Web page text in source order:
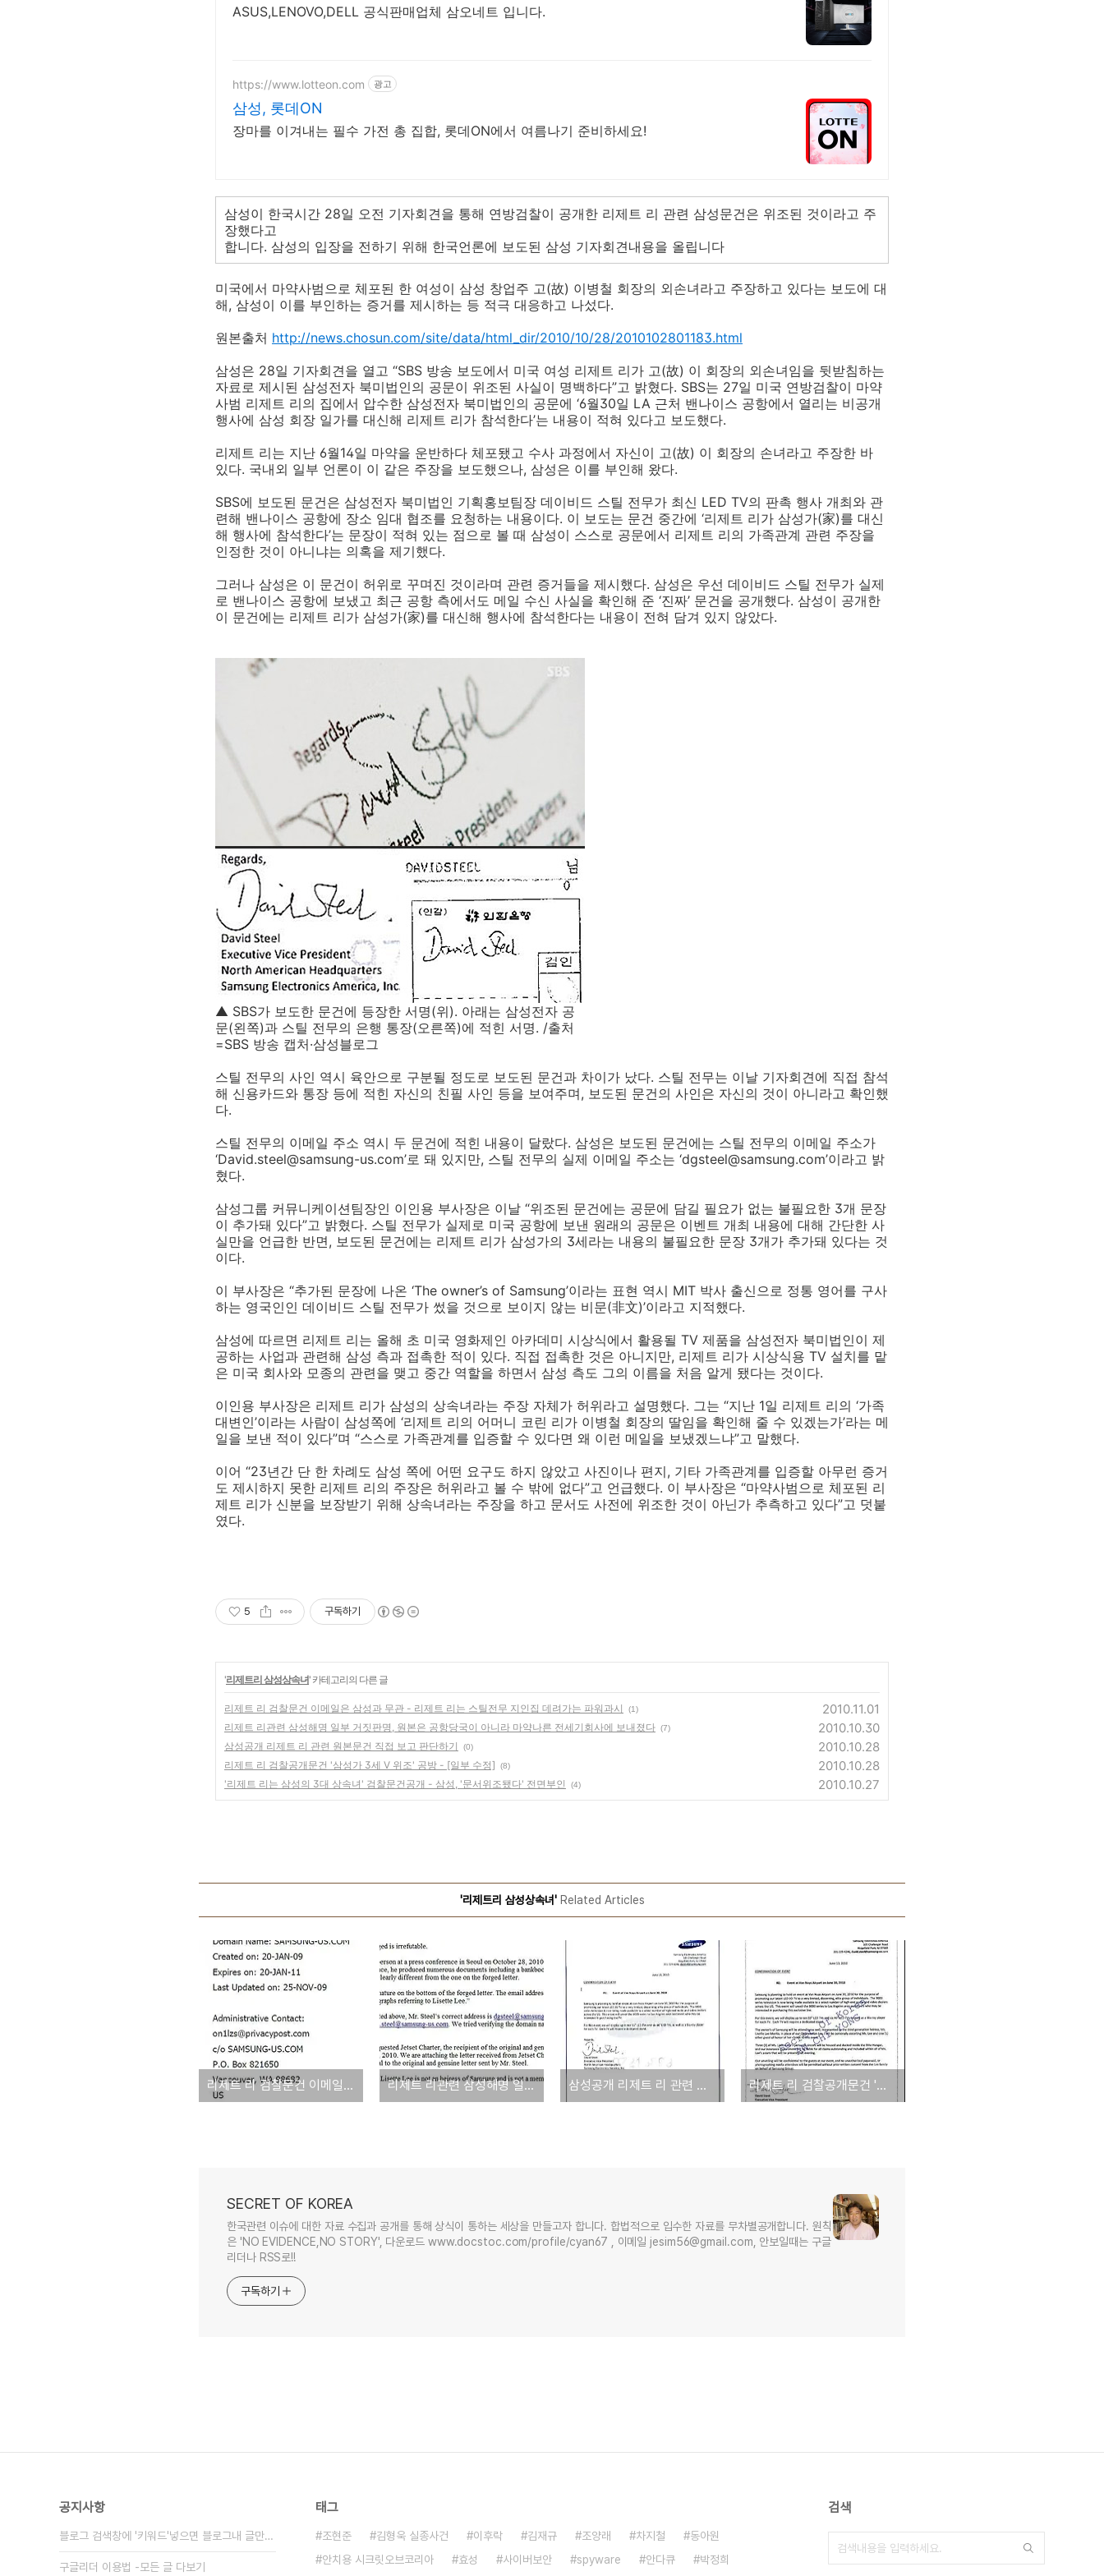
ASUS,LENOVO,DELL 공식판매업체 삼오네트 입니다.
https://www.lotteon.com 광고
삼성, 롯데ON
장마를 이겨내는 필수 가전 총 집합, 롯데ON에서 여름나기 준비하세요!
삼성이 한국시간 28일 오전 기자회견을 통해 연방검찰이 공개한 리제트 리 관련 삼성문건은 위조된 것이라고 주
장했다고
합니다. 삼성의 입장을 전하기 위해 한국언론에 보도된 삼성 기자회견내용을 올립니다
미국에서 마약사범으로 체포된 한 여성이 삼성 창업주 고(故) 이병철 회장의 외손녀라고 주장하고 있다는 보도에 대
해, 삼성이 이를 부인하는 증거를 제시하는 등 적극 대응하고 나섰다.
원본출처 http://news.chosun.com/site/data/html_dir/2010/10/28/2010102801183.html
삼성은 28일 기자회견을 열고 “SBS 방송 보도에서 미국 여성 리제트 리가 고(故) 이 회장의 외손녀임을 뒷받침하는
자료로 제시된 삼성전자 북미법인의 공문이 위조된 사실이 명백하다”고 밝혔다. SBS는 27일 미국 연방검찰이 마약
사범 리제트 리의 집에서 압수한 삼성전자 북미법인의 공문에 ‘6월30일 LA 근처 밴나이스 공항에서 열리는 비공개
행사에 삼성 회장 일가를 대신해 리제트 리가 참석한다’는 내용이 적혀 있다고 보도했다.
리제트 리는 지난 6월14일 마약을 운반하다 체포됐고 수사 과정에서 자신이 고(故) 이 회장의 손녀라고 주장한 바
있다. 국내외 일부 언론이 이 같은 주장을 보도했으나, 삼성은 이를 부인해 왔다.
SBS에 보도된 문건은 삼성전자 북미법인 기획홍보팀장 데이비드 스틸 전무가 최신 LED TV의 판촉 행사 개최와 관
련해 밴나이스 공항에 장소 임대 협조를 요청하는 내용이다. 이 보도는 문건 중간에 ‘리제트 리가 삼성가(家)를 대신
해 행사에 참석한다’는 문장이 적혀 있는 점으로 볼 때 삼성이 스스로 공문에서 리제트 리의 가족관계 관련 주장을
인정한 것이 아니냐는 의혹을 제기했다.
그러나 삼성은 이 문건이 허위로 꾸며진 것이라며 관련 증거들을 제시했다. 삼성은 우선 데이비드 스틸 전무가 실제
로 밴나이스 공항에 보냈고 최근 공항 측에서도 메일 수신 사실을 확인해 준 ‘진짜’ 문건을 공개했다. 삼성이 공개한
이 문건에는 리제트 리가 삼성가(家)를 대신해 행사에 참석한다는 내용이 전혀 담겨 있지 않았다.
▲ SBS가 보도한 문건에 등장한 서명(위). 아래는 삼성전자 공
문(왼쪽)과 스틸 전무의 은행 통장(오른쪽)에 적힌 서명. /출처
=SBS 방송 캡처·삼성블로그
스틸 전무의 사인 역시 육안으로 구분될 정도로 보도된 문건과 차이가 났다. 스틸 전무는 이날 기자회견에 직접 참석
해 신용카드와 통장 등에 적힌 자신의 친필 사인 등을 보여주며, 보도된 문건의 사인은 자신의 것이 아니라고 확인했
다.
스틸 전무의 이메일 주소 역시 두 문건에 적힌 내용이 달랐다. 삼성은 보도된 문건에는 스틸 전무의 이메일 주소가
‘David.steel@samsung-us.com’로 돼 있지만, 스틸 전무의 실제 이메일 주소는 ‘dgsteel@samsung.com’이라고 밝
혔다.
삼성그룹 커뮤니케이션팀장인 이인용 부사장은 이날 “위조된 문건에는 공문에 담길 필요가 없는 불필요한 3개 문장
이 추가돼 있다”고 밝혔다. 스틸 전무가 실제로 미국 공항에 보낸 원래의 공문은 이벤트 개최 내용에 대해 간단한 사
실만을 언급한 반면, 보도된 문건에는 리제트 리가 삼성가의 3세라는 내용의 불필요한 문장 3개가 추가돼 있다는 것
이다.
이 부사장은 “추가된 문장에 나온 ‘The owner’s of Samsung’이라는 표현 역시 MIT 박사 출신으로 정통 영어를 구사
하는 영국인인 데이비드 스틸 전무가 썼을 것으로 보이지 않는 비문(非文)’이라고 지적했다.
삼성에 따르면 리제트 리는 올해 초 미국 영화제인 아카데미 시상식에서 활용될 TV 제품을 삼성전자 북미법인이 제
공하는 사업과 관련해 삼성 측과 접촉한 적이 있다. 직접 접촉한 것은 아니지만, 리제트 리가 시상식용 TV 설치를 맡
은 미국 회사와 모종의 관련을 맺고 중간 역할을 하면서 삼성 측도 그의 이름을 처음 알게 됐다는 것이다.
이인용 부사장은 리제트 리가 삼성의 상속녀라는 주장 자체가 허위라고 설명했다. 그는 “지난 1일 리제트 리의 ‘가족
대변인’이라는 사람이 삼성쪽에 ‘리제트 리의 어머니 코린 리가 이병철 회장의 딸임을 확인해 줄 수 있겠는가’라는 메
일을 보낸 적이 있다”며 “스스로 가족관계를 입증할 수 있다면 왜 이런 메일을 보냈겠느냐”고 말했다.
이어 “23년간 단 한 차례도 삼성 쪽에 어떤 요구도 하지 않았고 사진이나 편지, 기타 가족관계를 입증할 아무런 증거
도 제시하지 못한 리제트 리의 주장은 허위라고 볼 수 밖에 없다”고 언급했다. 이 부사장은 “마약사범으로 체포된 리
제트 리가 신분을 보장받기 위해 상속녀라는 주장을 하고 문서도 사전에 위조한 것이 아닌가 추측하고 있다”고 덧붙
였다.
5 구독하기
'리제트리 삼성상속녀' 카테고리의 다른 글
리제트 리 검찰문건 이메일은 삼성과 무관 - 리제트 리는 스틸전무 지인집 데려가는 파워과시 (1) 2010.11.01
리제트 리관련 삼성해명 일부 거짓판명, 원본은 공항당국이 아니라 마약나른 전세기회사에 보내졌다 (7) 2010.10.30
삼성공개 리제트 리 관련 원본문건 직접 보고 판단하기 (0) 2010.10.28
리제트 리 검찰공개문건 '삼성가 3세 V 위조' 공방 - [일부 수정] (8) 2010.10.28
'리제트 리는 삼성의 3대 상속녀' 검찰문건공개 - 삼성, '문서위조됐다' 전면부인 (4) 2010.10.27
'리제트리 삼성상속녀'Related Articles
리제트 리 검찰문건 이메일은 삼성과 무관 - 리제트 리는 스틸전무 지인집 데려가는 파워과시 리제트 리관련 삼성해명 일부 거짓판명, 원본은 공항당국이 아니라 마약나른 전세기회사에 보내졌다 삼성공개 리제트 리 관련 원본문건 직접 보고 판단하기 리제트 리 검찰공개문건 '삼성가 3세 V 위조' 공방 - [일부 수정]
SECRET OF KOREA
한국관련 이슈에 대한 자료 수집과 공개를 통해 상식이 통하는 세상을 만들고자 합니다. 합법적으로 입수한 자료를 무차별공개합니다. 원칙
은 'NO EVIDENCE,NO STORY', 다운로드 www.docstoc.com/profile/cyan67 , 이메일 jesim56@gmail.com, 안보일때는 구글
리더나 RSS로!!
구독하기
공지사항
블로그 검색창에 '키워드'넣으면 블로그내 글만 검색
구글리더 이용법 -모든 글 다보기
태그
조현준 김형욱 실종사건 이후락 김재규 조양래 차지철
동아원
안치용 시크릿오브코리아
효성 사이버보안 spyware 안다큐 박정희
검색